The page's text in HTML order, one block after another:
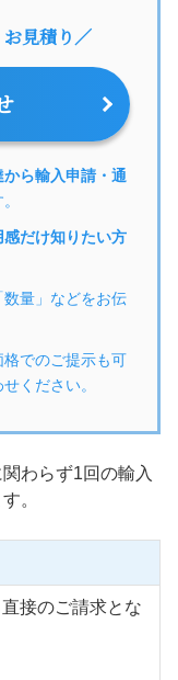
見積り／
ら輸入申請・通
感だけ知りたい方
量」などをお伝
格でのご提示も可
ください。
わらず1回の輸入
。
接のご請求とな